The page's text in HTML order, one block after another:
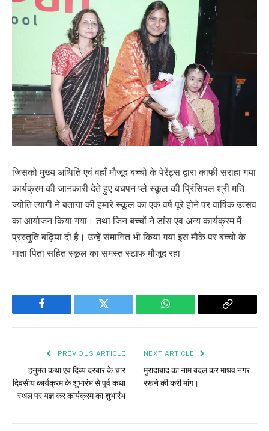
जिसको मुख्य अथिति एवं वहाँ मौजूद बच्चो के पेरेंट्स द्वारा काफी सराहा गया
कार्यक्रम की जानकारी देते हुए बचपन प्ले स्कूल की प्रिंसिपल श्री मति
ज्योति त्यागी ने बताया की हमारे स्कूल का एक वर्ष पूरे होने पर वार्षिक उत्सव
का आयोजन किया गया। तथा जिन बच्चों ने डांस एव अन्य कार्यक्रम में
प्रस्तुति बढ़िया दी है। उन्हें संमानित भी किया गया इस मौके पर बच्चों के
माता पिता सहित स्कूल का समस्त स्टाफ मौजूद रहा।
Facebook Twitter WhatsApp
Copy
PREVIOUS ARTICLE
हनुमंत कथा एवं दिव्य दरबार के चार
दिवसीय कार्यक्रम के शुभारंभ से पूर्व कथा
स्थल पर यज्ञ कर कार्यक्रम का शुभारंभ
NEXT ARTICLE
मुरादाबाद का नाम बदल कर माधव नगर
रखने की करी मांग।